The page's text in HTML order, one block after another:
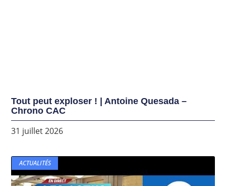
Tout peut exploser ! | Antoine Quesada –
Chrono CAC
31 juillet 2026
ACTUALITÉS